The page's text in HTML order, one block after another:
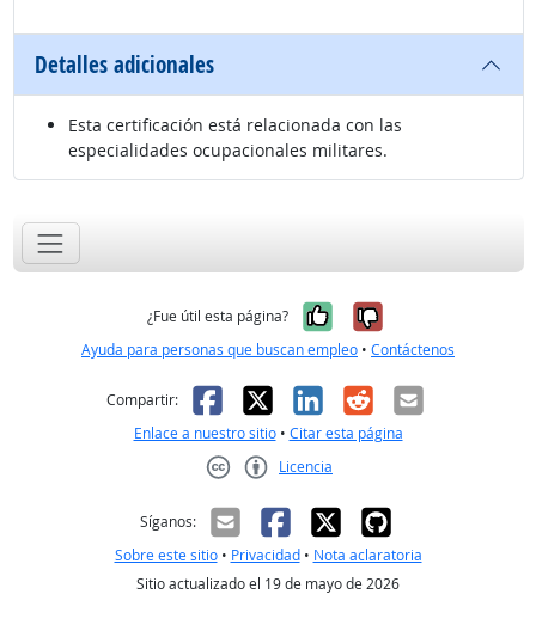
Detalles adicionales
Esta certificación está relacionada con las
especialidades ocupacionales militares.
¿Fue útil esta página? Sí, fue útil
No, no fue
Ayuda para personas que buscan empleo • Contáctenos
Compartir: Facebook
X LinkedIn
RedditCorreo
Enlace a nuestro sitio• Citar esta página
Licencia
Síganos:
Sobre este sitio• Privacidad• Nota aclaratoria
Sitio actualizado el 19 de mayo de 2026